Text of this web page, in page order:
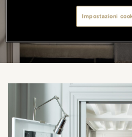
RICERCA
Impostazioni